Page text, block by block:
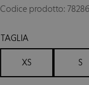
Codice prodotto:
TAGLIA
XS S